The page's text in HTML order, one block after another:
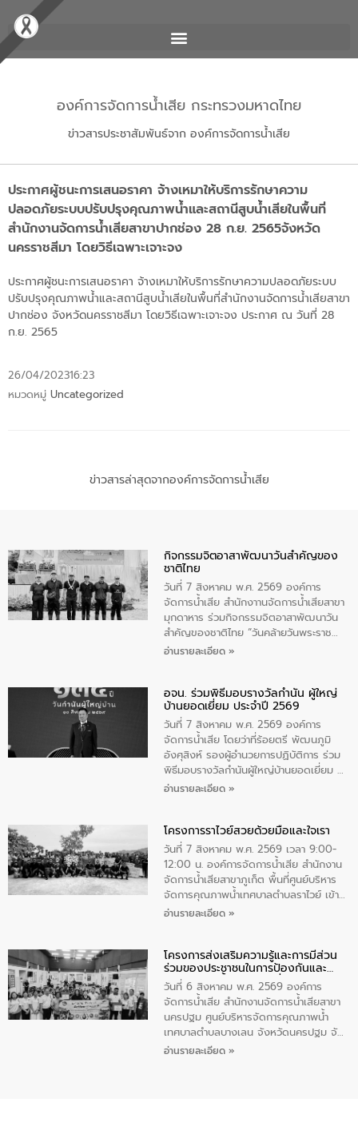
องค์การจัดการน้ำเสีย กระทรวงมหาดไทย
ข่าวสารประชาสัมพันธ์จาก องค์การจัดการน้ำเสีย
ประกาศผู้ชนะการเสนอราคา จ้างเหมาให้บริการรักษาความ
ปลอดภัยระบบปรับปรุงคุณภาพน้ำและสถานีสูบน้ำเสียในพื้นที่
สำนักงานจัดการน้ำเสียสาขาปากช่อง 28 ก.ย. 2565จังหวัด
นครราชสีมา โดยวิธีเฉพาะเจาะจง
ประกาศผู้ชนะการเสนอราคา จ้างเหมาให้บริการรักษาความปลอดภัยระบบ
ปรับปรุงคุณภาพน้ำและสถานีสูบน้ำเสียในพื้นที่สำนักงานจัดการน้ำเสียสาขา
ปากช่อง จังหวัดนครราชสีมา โดยวิธีเฉพาะเจาะจง ประกาศ ณ วันที่ 28
ก.ย. 2565
26/04/202316:23
หมวดหมู่ Uncategorized
ข่าวสารล่าสุดจากองค์การจัดการน้ำเสีย
กิจกรรมจิตอาสาพัฒนาวันสําคัญของ
ชาติไทย
วันที่ 7 สิงหาคม พ.ศ. 2569 องค์การ
จัดการน้ำเสีย สำนักงาานจัดการน้ำเสียสาขา
มุกดาหาร ร่วมกิจกรรมจิตอาสาพัฒนาวัน
สําคัญของชาติไทย “วันคล้ายวันพระราช
สมภพ สมเด็จพระนางเจ้าสิริกิติ์พระบรม
ทิพย์คำ รองผู้ว่าราชการจังหวัดมุกดาหาร
เป็นประธานในพิธี ณ เรือนจําชั่วคราวนาโสก
ตําบลนาโสก อําเภอเมืองมุกดาหาร จังหวัด
มุกดาหาร โดยในกิจกรรมได้ร่วมปลูกป่า และ
ทําความสะอาดภายในบริเวณ จัดกิจกรรม
เพื่อถวายเป็นพระราชกุศล สมเด็จพระนาง
เจ้าสิริกิติ์พระบรมราชินีนาถ พระบรมราช
อ่านรายละเอียด »
อจน. ร่วมพิธีมอบรางวัลกำนัน ผู้ใหญ่
บ้านยอดเยี่ยม ประจำปี 2569
วันที่ 7 สิงหาคม พ.ศ. 2569 องค์การ
จัดการน้ำเสีย โดยว่าที่ร้อยตรี พัฒนภูมิ
อังศุสิงห์ รองผู้อำนวยการปฏิบัติการ ร่วม
พิธีมอบรางวัลกำนันผู้ใหญ่บ้านยอดเยี่ยม ณ
ทำเนียบรัฐบาล โดยมีนายอนุทิน ชาญวีรกูล
ทองคำและประกาศเกียรติคุณให้แก่ กำนัน
ผู้ใหญ่บ้านยอดเยี่ยม พร้อมกล่าวชื่นชม ให้
โอวาท และมอบนโยบาย
อ่านรายละเอียด »
โครงการราไวย์สวยด้วยมือและใจเรา
วันที่ 7 สิงหาคม พ.ศ. 2569 เวลา 9:00-
12:00 น. องค์การจัดการน้ำเสีย สำนักงาน
จัดการน้ำเสียสาขาภูเก็ต พื้นที่ศูนย์บริหาร
จัดการคุณภาพน้ำเทศบาลตำบลราไวย์ เข้า
ร่วมโครงการราไวย์สวยด้วยมือและใจเรา
ประชาชน ตัวแทนจากโรงแรมต่างๆ ในเขต
เทศบาลตำบลราไวย์ ศูนย์บริหารจัดการ
คุณภาพน้ำเทศบาลตำบลราไวย์ นำโดยนาย
น้อย แก้วเศษ ผู้จัดการสำนักงานจัดการน้ำ
เสียสาขาภูเก็ต พร้อมด้วยเจ้าหน้าที่ จำนวน
5 คน ร่วมทำกิจกรรม ทำความสะอาด
ชายหาดและแหล่งท่องเที่ยว ณ บริเวณ
อ่านรายละเอียด »
โครงการส่งเสริมความรู้และการมีส่วน
ร่วมของประชาชนในการป้องกันและ
แก้ไขปัญหาน้ำเสียอย่างยั่งยืน
วันที่ 6 สิงหาคม พ.ศ. 2569 องค์การ
จัดการน้ำเสีย สำนักงานจัดการน้ำเสียสาขา
นครปฐม ศูนย์บริหารจัดการคุณภาพน้ำ
เทศบาลตำบลบางเลน จังหวัดนครปฐม จัด
กิจกรรมภายใต้โครงการส่งเสริมความรู้และ
อ่านรายละเอียด »